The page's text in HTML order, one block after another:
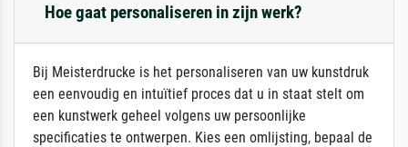
Hoe gaat personaliseren in zijn werk?
Bij Meisterdrucke is het personaliseren van uw kunstdruk
een eenvoudig en intuïtief proces dat u in staat stelt om
een kunstwerk geheel volgens uw persoonlijke
specificaties te ontwerpen. Kies een omlijsting, bepaal de